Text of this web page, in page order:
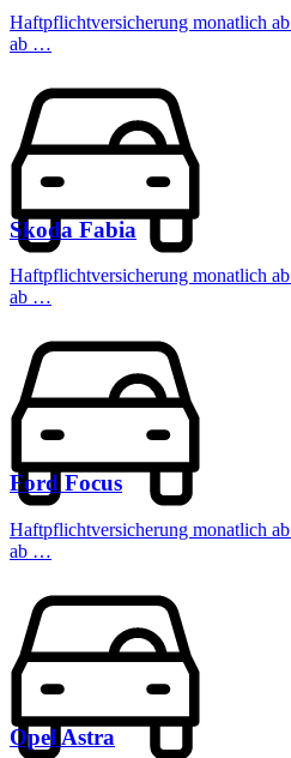
Haftpflichtversicherung monatlich ab
ab …
Skoda Fabia
Haftpflichtversicherung monatlich ab
ab …
Ford Focus
Haftpflichtversicherung monatlich ab
ab …
Opel Astra